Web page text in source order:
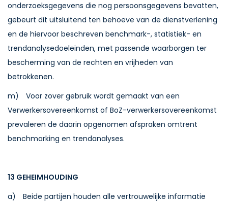
onderzoeksgegevens die nog persoonsgegevens bevatten,
gebeurt dit uitsluitend ten behoeve van de dienstverlening
en de hiervoor beschreven benchmark-, statistiek- en
trendanalysedoeleinden, met passende waarborgen ter
bescherming van de rechten en vrijheden van
betrokkenen.
m) Voor zover gebruik wordt gemaakt van een
Verwerkersovereenkomst of BoZ-verwerkersovereenkomst
prevaleren de daarin opgenomen afspraken omtrent
benchmarking en trendanalyses.
13 GEHEIMHOUDING
a) Beide partijen houden alle vertrouwelijke informatie